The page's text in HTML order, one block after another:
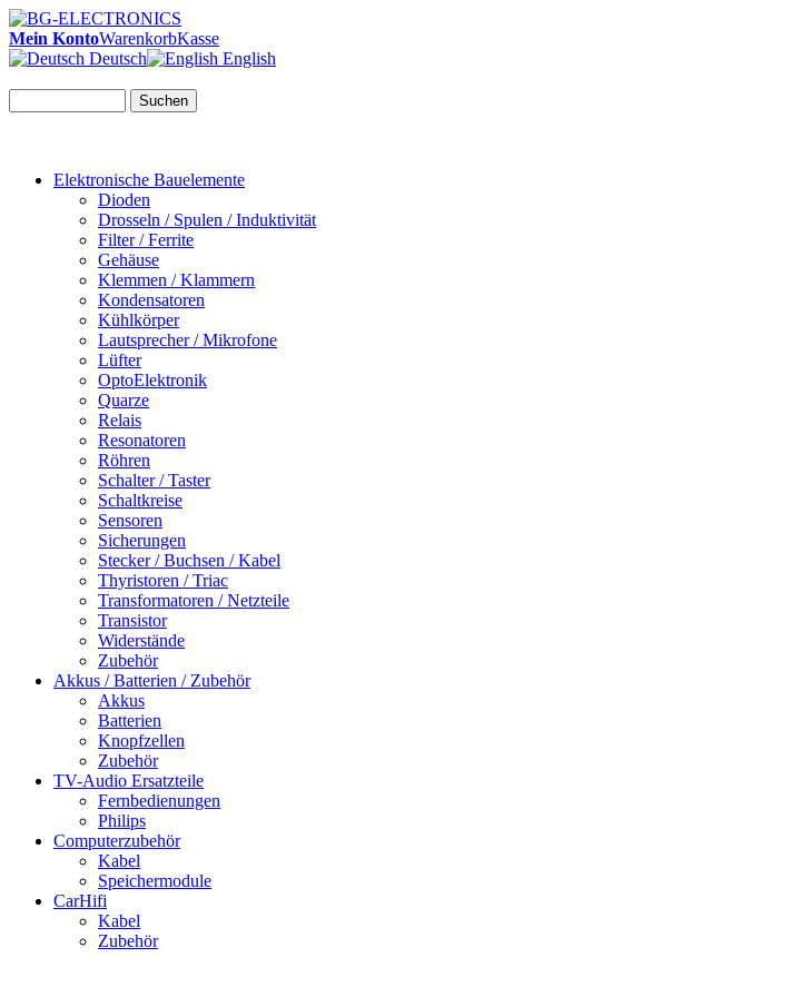
Mein KontoWarenkorbKasse
Deutsch
English
Suchen
Elektronische Bauelemente
Dioden
Drosseln / Spulen / Induktivität
Filter / Ferrite
Gehäuse
Klemmen / Klammern
Kondensatoren
Kühlkörper
Lautsprecher / Mikrofone
Lüfter
OptoElektronik
Quarze
Relais
Resonatoren
Röhren
Schalter / Taster
Schaltkreise
Sensoren
Sicherungen
Stecker / Buchsen / Kabel
Thyristoren / Triac
Transformatoren / Netzteile
Transistor
Widerstände
Zubehör
Akkus / Batterien / Zubehör
Akkus
Batterien
Knopfzellen
Zubehör
TV-Audio Ersatzteile
Fernbedienungen
Philips
Computerzubehör
Kabel
Speichermodule
CarHifi
Kabel
Zubehör